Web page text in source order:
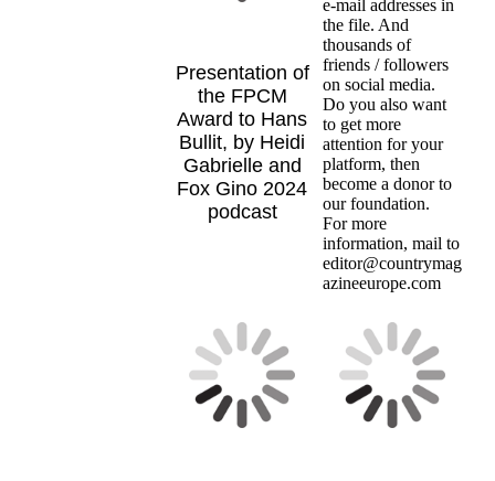
Presentation of
the FPCM
Award to Hans
Bullit, by Heidi
Gabrielle and
Fox Gino 2024
podcast
e-mail addresses in
the file. And
thousands of
friends / followers
on social media.
Do you also want
to get more
attention for your
platform, then
become a donor to
our foundation.
For more
information, mail to
editor@countrymag
azineeurope.com